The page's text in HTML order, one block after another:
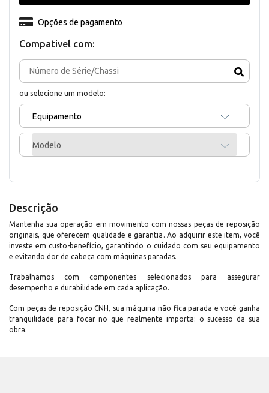
Compativel com:
ou selecione um modelo:
Equipamento
Modelo
Opções de pagamento
Descrição
Mantenha sua operação em movimento com nossas peças de reposição
originais, que oferecem qualidade e garantia. Ao adquirir este item, você
investe em custo-benefício, garantindo o cuidado com seu equipamento
e evitando dor de cabeça com máquinas paradas.
Trabalhamos com componentes selecionados para assegurar
desempenho e durabilidade em cada aplicação.
Com peças de reposição CNH, sua máquina não fica parada e você ganha
tranquilidade para focar no que realmente importa: o sucesso da sua
obra.